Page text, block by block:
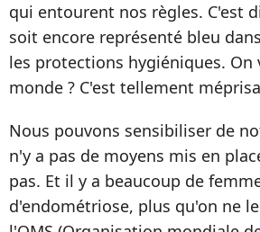
qui entourent nos règles. C'est
soit encore représenté bleu
les protections hygiéniques. On
monde ? C'est tellement
Nous pouvons sensibiliser de
n'y a pas de moyens mis en
pas. Et il y a beaucoup de
d'endométriose, plus qu'on ne